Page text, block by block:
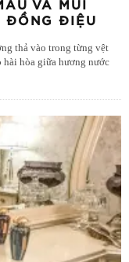
VÀ MÙI
ĐỒNG ĐIỆU
thả vào trong từng vệt
hòa giữa hương nước